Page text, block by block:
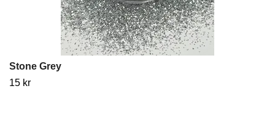
Stone Grey
15 kr